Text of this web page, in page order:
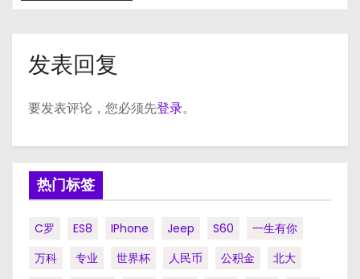
发表回复
要发表评论，您必须先登录。
热门标签
C罗 ES8 IPhone Jeep S60
一生有你
万科
专业 世界杯 人民币 公积金
北大